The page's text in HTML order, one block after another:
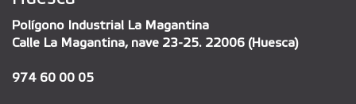
Polígono Industrial La Magantina
Calle La Magantina, nave 23-25. 22006 (Huesca)
974 60 00 05